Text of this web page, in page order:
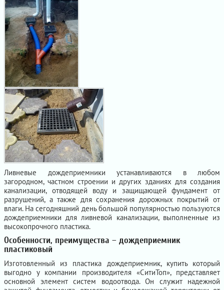
Ливневые дождеприемники устанавливаются в любом
загородном, частном строении и других зданиях для создания
канализации, отводящей воду и защищающей фундамент от
разрушений, а также для сохранения дорожных покрытий от
влаги. На сегодняшний день большой популярностью пользуются
дождеприемники для ливневой канализации, выполненные из
высокопрочного пластика.
Особенности, преимущества – дождеприемник
пластиковый
Изготовленный из пластика дождеприемник, купить который
выгодно у компании производителя «СитиТоп», представляет
основной элемент систем водоотвода. Он служит надежной